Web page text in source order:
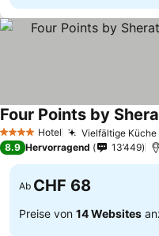
4 Sterne Hotel Vielfältige Küche
8.9 Hervorragend 13’449
Ab CHF 68
Preise von 14 Websites